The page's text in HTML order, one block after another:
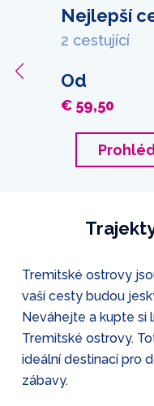
Nejlepší
2 cestující
Od
€ 59,50
Tremitské ostrovy
vaší cesty budou
Neváhejte a kupte si
Tremitské ostrovy.
ideální destinací pro
zábavy.